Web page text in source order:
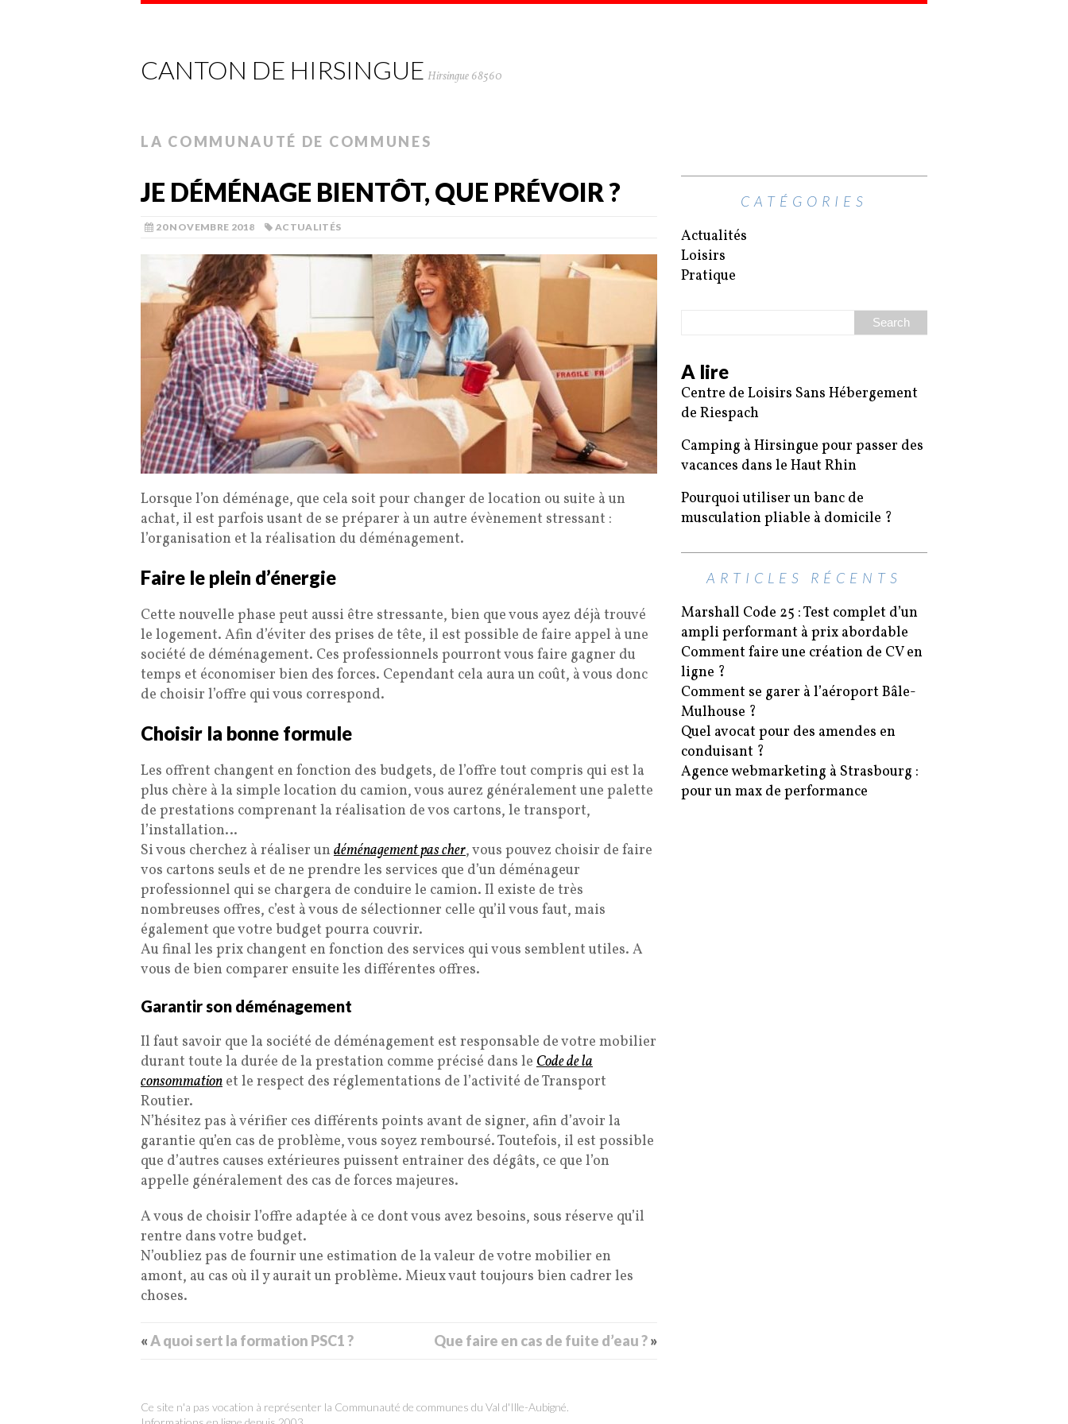
CANTON DE HIRSINGUE Hirsingue 68560
LA COMMUNAUTÉ DE COMMUNES
JE DÉMÉNAGE BIENTÔT, QUE PRÉVOIR ?
20 NOVEMBRE 2018 ACTUALITÉS
Lorsque l’on déménage, que cela soit pour changer de location ou suite à un
achat, il est parfois usant de se préparer à un autre évènement stressant :
l’organisation et la réalisation du déménagement.
Faire le plein d’énergie
Cette nouvelle phase peut aussi être stressante, bien que vous ayez déjà trouvé
le logement. Afin d’éviter des prises de tête, il est possible de faire appel à une
société de déménagement. Ces professionnels pourront vous faire gagner du
temps et économiser bien des forces. Cependant cela aura un coût, à vous donc
de choisir l’offre qui vous correspond.
Choisir la bonne formule
Les offrent changent en fonction des budgets, de l’offre tout compris qui est la
plus chère à la simple location du camion, vous aurez généralement une palette
de prestations comprenant la réalisation de vos cartons, le transport,
l’installation…
Si vous cherchez à réaliser un déménagement pas cher, vous pouvez choisir de faire
vos cartons seuls et de ne prendre les services que d’un déménageur
professionnel qui se chargera de conduire le camion. Il existe de très
nombreuses offres, c’est à vous de sélectionner celle qu’il vous faut, mais
également que votre budget pourra couvrir.
Au final les prix changent en fonction des services qui vous semblent utiles. A
vous de bien comparer ensuite les différentes offres.
Garantir son déménagement
Il faut savoir que la société de déménagement est responsable de votre mobilier
durant toute la durée de la prestation comme précisé dans le Code de la
consommation et le respect des réglementations de l’activité de Transport
Routier.
N’hésitez pas à vérifier ces différents points avant de signer, afin d’avoir la
garantie qu’en cas de problème, vous soyez remboursé. Toutefois, il est possible
que d’autres causes extérieures puissent entrainer des dégâts, ce que l’on
appelle généralement des cas de forces majeures.
A vous de choisir l’offre adaptée à ce dont vous avez besoins, sous réserve qu’il
rentre dans votre budget.
N’oubliez pas de fournir une estimation de la valeur de votre mobilier en
amont, au cas où il y aurait un problème. Mieux vaut toujours bien cadrer les
choses.
«A quoi sert la formation PSC1 ? Que faire en cas de fuite d’eau ?»
CATÉGORIES
Actualités
Loisirs
Pratique
A lire
Centre de Loisirs Sans Hébergement
de Riespach
Camping à Hirsingue pour passer des
vacances dans le Haut Rhin
Pourquoi utiliser un banc de
musculation pliable à domicile ?
ARTICLES RÉCENTS
Marshall Code 25 : Test complet d’un
ampli performant à prix abordable
Comment faire une création de CV en
ligne ?
Comment se garer à l’aéroport Bâle-
Mulhouse ?
Quel avocat pour des amendes en
conduisant ?
Agence webmarketing à Strasbourg :
pour un max de performance
Ce site n'a pas vocation à représenter la Communauté de communes du Val d'Ille-Aubigné.